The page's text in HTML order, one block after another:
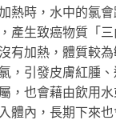
熱時，水中的氯
產生致癌物質「
有加熱，體質較
，引發皮膚紅腫
，也會藉由飲用
體內，長期下來